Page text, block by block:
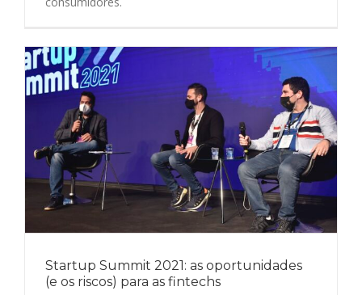
Startup Summit 2021: as oportunidades
(e os riscos) para as fintechs